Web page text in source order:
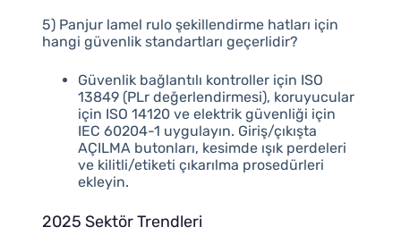
5) Panjur lamel rulo şekillendirme hatları için
hangi güvenlik standartları geçerlidir?
Güvenlik bağlantılı kontroller için ISO
13849 (PLr değerlendirmesi), koruyucular
için ISO 14120 ve elektrik güvenliği için
IEC 60204-1 uygulayın. Giriş/çıkışta
AÇILMA butonları, kesimde ışık perdeleri
ve kilitli/etiketi çıkarılma prosedürleri
ekleyin.
2025 Sektör Trendleri